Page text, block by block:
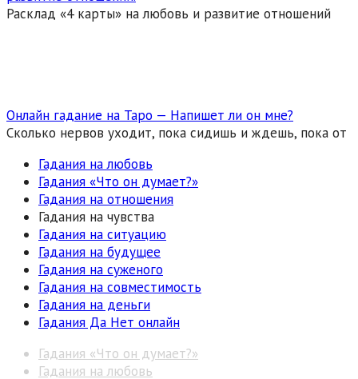
Расклад «4 карты» на любовь и развитие отношений
Онлайн гадание на Таро — Напишет ли он мне?
Сколько нервов уходит, пока сидишь и ждешь, пока от
Гадания на любовь
Гадания «Что он думает?»
Гадания на отношения
Гадания на чувства
Гадания на ситуацию
Гадания на будущее
Гадания на суженого
Гадания на совместимость
Гадания на деньги
Гадания Да Нет онлайн
Гадания «Что он думает?»
Гадания на любовь